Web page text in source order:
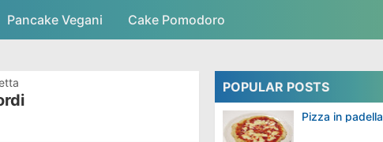
Skip to main content
Pancake Vegani Cake Pomodoro
POPULAR POSTS
Pizza in padella